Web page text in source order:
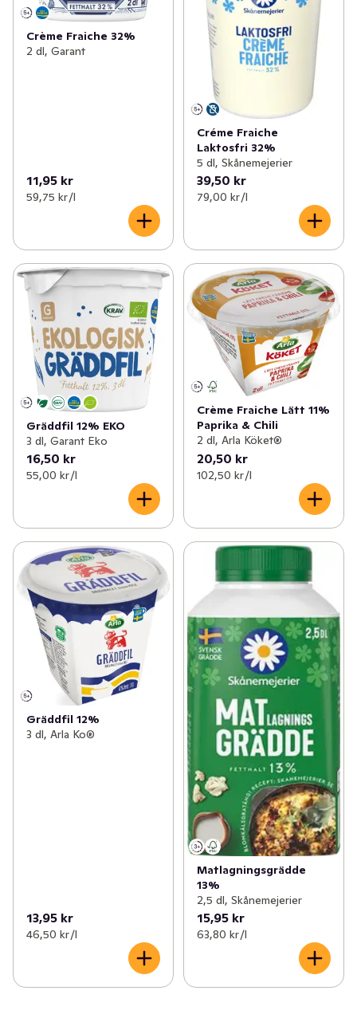
Crème Fraiche 32%
2 dl, Garant
11,95 kr
59,75 kr /l
Créme Fraiche
Laktosfri 32%
5 dl, Skånemejerier
39,50 kr
79,00 kr /l
Gräddfil 12% EKO
3 dl, Garant Eko
16,50 kr
55,00 kr /l
Crème Fraiche Lätt 11%
Paprika & Chili
2 dl, Arla Köket®
20,50 kr
102,50 kr /l
Gräddfil 12%
3 dl, Arla Ko®
13,95 kr
46,50 kr /l
Matlagningsgrädde
13%
2,5 dl, Skånemejerier
15,95 kr
63,80 kr /l